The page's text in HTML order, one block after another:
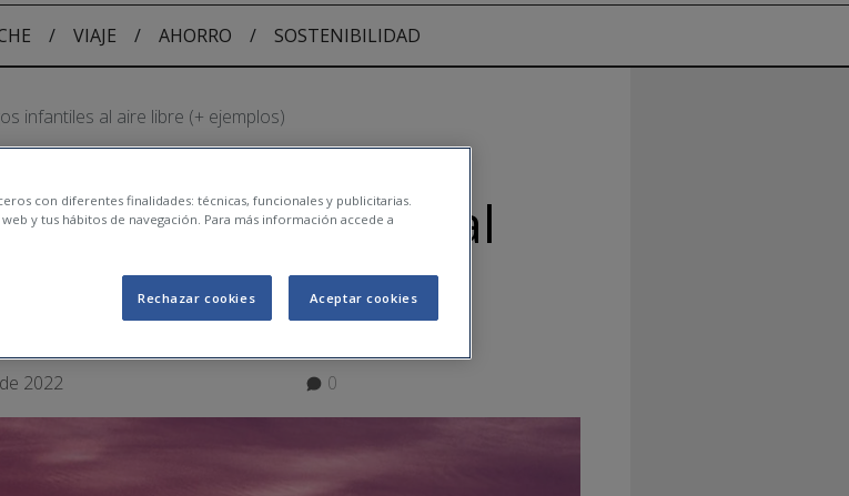
/ VIAJE / AHORRO / SOSTENIBILIDAD
infantiles al aire libre (+ ejemplos)
juegos infantiles al
2022 0
con diferentes finalidades: técnicas, funcionales y publicitarias.
y tus hábitos de navegación. Para más información accede a
Rechazar cookies Aceptar cookies